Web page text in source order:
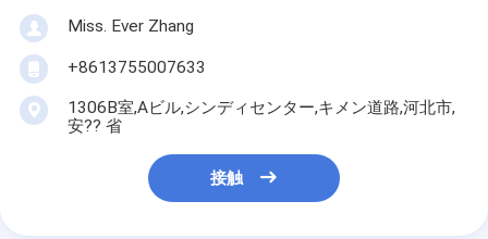
Miss. Ever Zhang
+8613755007633
1306B室,Aビル,シンディセンター,キメン道路,河北市,
安?? 省
接触